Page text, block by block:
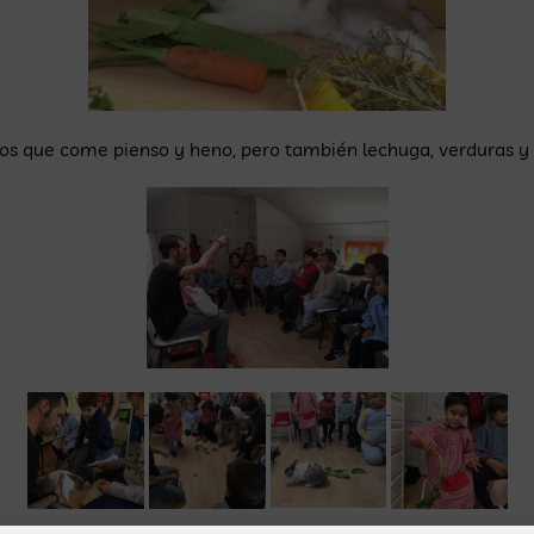
que come pienso y heno, pero también lechuga, verduras y